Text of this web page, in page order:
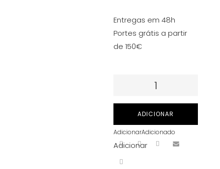
Entregas em 48h
Portes grátis a partir
de 150€
Quantidade
13
Warm
Rose
ADICIONAR
AdicionarAdicionado
Adicionar